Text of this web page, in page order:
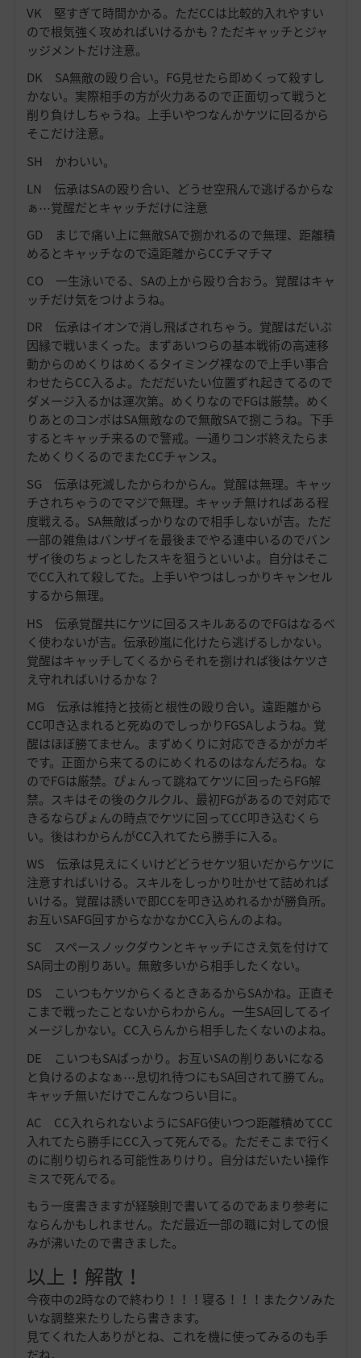
VK 堅すぎて時間かかる。ただCCは比較的入れやすい
ので根気強く攻めればいけるかも？ただキャッチとジャ
ッジメントだけ注意。
DK SA無敵の殴り合い。FG見せたら即めくって殺すし
かない。実際相手の方が火力あるので正面切って戦うと
削り負けしちゃうね。上手いやつなんかケツに回るから
そこだけ注意。
SH かわいい。
LN 伝承はSAの殴り合い、どうせ空飛んで逃げるからな
ぁ⋯覚醒だとキャッチだけに注意
GD まじで痛い上に無敵SAで捌かれるので無理、距離積
めるとキャッチなので遠距離からCCチマチマ
CO 一生泳いでる、SAの上から殴り合おう。覚醒はキャ
ッチだけ気をつけようね。
DR 伝承はイオンで消し飛ばされちゃう。覚醒はだいぶ
因縁で戦いまくった。まずあいつらの基本戦術の高速移
動からのめくりはめくるタイミング裸なので上手い事合
わせたらCC入るよ。ただだいたい位置ずれ起きてるので
ダメージ入るかは運次第。めくりなのでFGは厳禁。めく
りあとのコンボはSA無敵なので無敵SAで捌こうね。下手
するとキャッチ来るので警戒。一通りコンボ終えたらま
ためくりくるのでまたCCチャンス。
SG 伝承は死滅したからわからん。覚醒は無理。キャッ
チされちゃうのでマジで無理。キャッチ無ければある程
度戦える。SA無敵ばっかりなので相手しないが吉。ただ
一部の雑魚はバンザイを最後までやる連中いるのでバン
ザイ後のちょっとしたスキを狙うといいよ。自分はそこ
でCC入れて殺してた。上手いやつはしっかりキャンセル
するから無理。
HS 伝承覚醒共にケツに回るスキルあるのでFGはなるべ
く使わないが吉。伝承砂嵐に化けたら逃げるしかない。
覚醒はキャッチしてくるからそれを捌ければ後はケツさ
え守れればいけるかな？
MG 伝承は維持と技術と根性の殴り合い。遠距離から
CC叩き込まれると死ぬのでしっかりFGSAしようね。覚
醒はほぼ勝てません。まずめくりに対応できるかがカギ
です。正面から来てるのにめくれるのはなんだろね。な
のでFGは厳禁。ぴょんって跳ねてケツに回ったらFG解
禁。スキはその後のクルクル、最初FGがあるので対応で
きるならぴょんの時点でケツに回ってCC叩き込むくら
い。後はわからんがCC入れてたら勝手に入る。
WS 伝承は見えにくいけどどうせケツ狙いだからケツに
注意すればいける。スキルをしっかり吐かせて詰めれば
いける。覚醒は誘いで即CCを叩き込めれるかが勝負所。
お互いSAFG回すからなかなかCC入らんのよね。
SC スペースノックダウンとキャッチにさえ気を付けて
SA同士の削りあい。無敵多いから相手したくない。
DS こいつもケツからくるときあるからSAかね。正直そ
こまで戦ったことないからわからん。一生SA回してるイ
メージしかない。CC入らんから相手したくないのよね。
DE こいつもSAばっかり。お互いSAの削りあいになる
と負けるのよなぁ⋯息切れ待つにもSA回されて勝てん。
キャッチ無いだけでこんなつらい目に。
AC CC入れられないようにSAFG使いつつ距離積めてCC
入れてたら勝手にCC入って死んでる。ただそこまで行く
のに削り切られる可能性ありけり。自分はだいたい操作
ミスで死んでる。
もう一度書きますが経験則で書いてるのであまり参考に
ならんかもしれません。ただ最近一部の職に対しての恨
みが沸いたので書きました。
以上！解散！
今夜中の2時なので終わり！！！寝る！！！またクソみた
いな調整来たりしたら書きます。
見てくれた人ありがとね、これを機に使ってみるのも手